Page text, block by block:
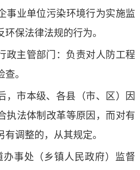
事业单位污染环境行为实施监
保法律法规的行为。
政主管部门：负责对人防工程
。
，市本级、各县（市、区）因
执法体制改革等原因，而对有
调整的，从其规定。
事处（乡镇人民政府）监督